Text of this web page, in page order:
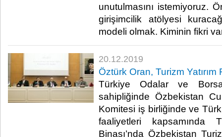
unutulmasını istemiyoruz.
girişimcilik atölyesi
modeli olmak. Kiminin fikri
20.12.2019
Öztürk Oran, Turizm Yatırım
Türkiye Odalar ve
sahipliğinde Özbekistan
Komitesi iş birliğinde ve
faaliyetleri kapsamında
Binası’nda Özbekistan